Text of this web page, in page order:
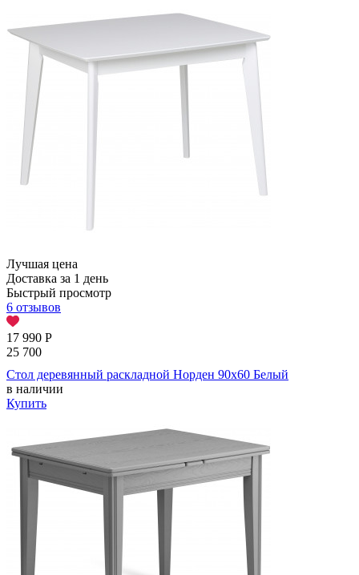
Лучшая цена
Доставка за 1 день
Быстрый просмотр
6 отзывов
17 990 Р
25 700
Стол деревянный раскладной Норден 90х60 Белый
в наличии
Купить